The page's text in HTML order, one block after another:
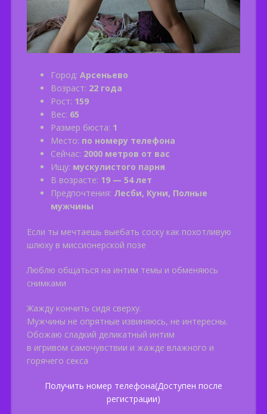
Город: Арсеньево
Возраст: 22 года
Рост: 159
Вес: 65
Размер бюста: 1
Место: по номеру телефона
Сейчас: 2000 метров от вас
Ищу: мускулистого парня
В возрасте: 19 — 54 лет
Предпочтения: Лесби, Куни, Полные
мужчины
Если ты мечтаешь выебать соску как похотливую
шлюху в миссионерской позе
Люблю общаться на интим темы и обменяюсь
снимками
Жажду кончить сидя сверху.
Мужчины не опрятные извиняюсь, не интересны.
Обожаю сладкий деликатный интим
в игривом самочувствии и жажде влажного и
горячего секса
Получить номер телефона(Доступен после
регистрации)